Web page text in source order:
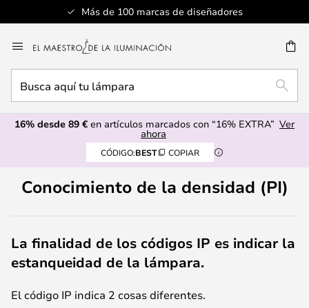
Más de 100 marcas de diseñadores
al
contenido
aquí
tu
lámpara
16% desde 89 € en artículos marcados con “16% EXTRA” Ver
ahora
CÓDIGO:BEST COPIAR
Conocimiento de la densidad (PI)
La finalidad de los códigos IP es indicar la
estanqueidad de la lámpara.
El código IP indica 2 cosas diferentes.